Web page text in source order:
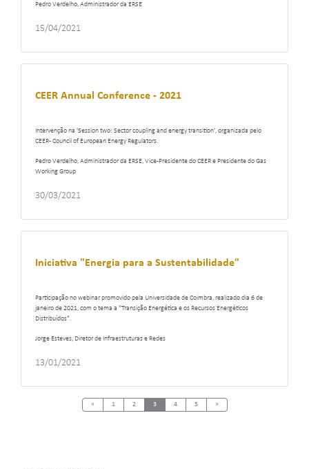
Pedro Verdelho, Administrador da ERSE
15/04/2021
CEER Annual Conference - 2021
Intervenção na 'Session two: Sector coupling and energy transition', organizada pelo
CEER- Council of European Energy Regulators.
Pedro Verdelho, Administrador da ERSE, Vice-Presidente do CEER e Presidente do Gas
Working Group
30/03/2021
Iniciativa "Energia para a Sustentabilidade"
Participação no webinar promovido pela Universidade de Coimbra, realizado dia 6 de
janeiro de 2021, com o tema a "Transição Energética e os Recursos Energéticos
Distribuídos".
Jorge Esteves, Diretor de Infraestruturas e Redes
13/01/2021
«Previous1 2 3 4 5 »Next